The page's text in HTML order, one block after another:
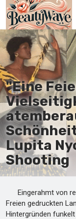
Hauptseite
En
Es
Ru
It
De
"Eine
Lupita
Shooting
Eingerahmt von
Freien gedruckten
Hintergründen